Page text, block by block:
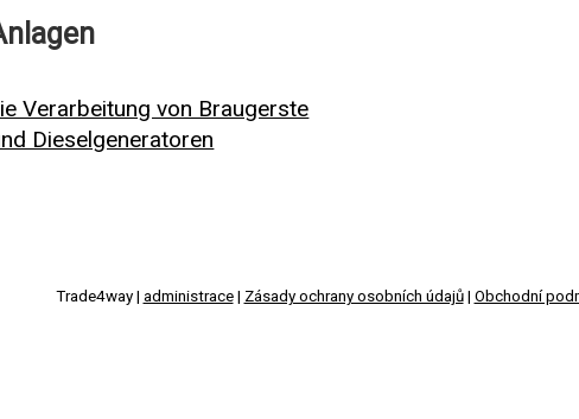
Verarbeitung von Braugerste
Dieselgeneratoren
Trade4way | administrace| Zásady ochrany osobních údajů| Obchodní